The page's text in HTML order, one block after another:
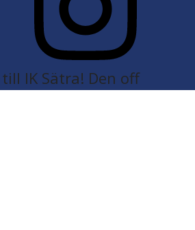
IK Sätra! Den off